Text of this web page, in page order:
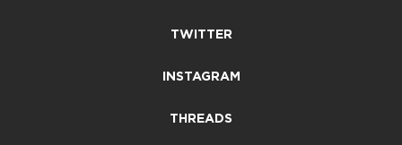
TWITTER
INSTAGRAM
THREADS